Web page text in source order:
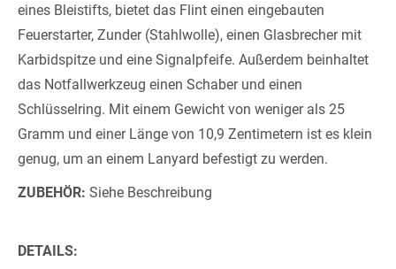
eines Bleistifts, bietet das Flint einen eingebauten
Feuerstarter, Zunder (Stahlwolle), einen Glasbrecher mit
Karbidspitze und eine Signalpfeife. Außerdem beinhaltet
das Notfallwerkzeug einen Schaber und einen
Schlüsselring. Mit einem Gewicht von weniger als 25
Gramm und einer Länge von 10,9 Zentimetern ist es klein
genug, um an einem Lanyard befestigt zu werden.
ZUBEHÖR: Siehe Beschreibung
DETAILS: